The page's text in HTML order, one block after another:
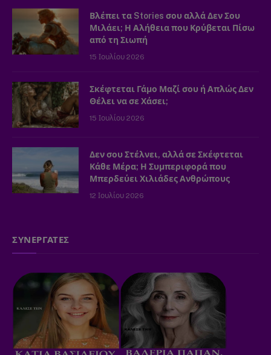
Βλέπει τα Stories σου αλλά Δεν Σου
Μιλάει; Η Αλήθεια που Κρύβεται Πίσω
από τη Σιωπή
15 Ιουλίου 2026
Σκέφτεται Γάμο Μαζί σου ή Απλώς Δεν
Θέλει να σε Χάσει;
15 Ιουλίου 2026
Δεν σου Στέλνει, αλλά σε Σκέφτεται
Κάθε Μέρα; Η Συμπεριφορά που
Μπερδεύει Χιλιάδες Ανθρώπους
12 Ιουλίου 2026
ΣΥΝΕΡΓΑΤΕΣ